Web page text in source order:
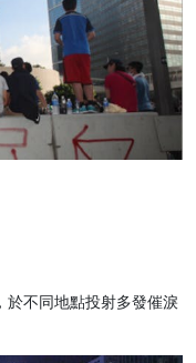
於不同地點投射多發催淚